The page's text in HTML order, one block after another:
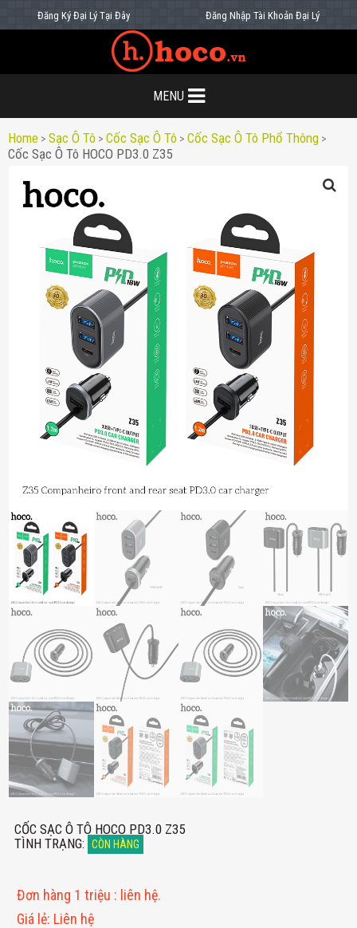
Đăng Ký Đại Lý Tại Đây Đăng Nhập Tài Khoản Đại Lý
MENU
Home > Sạc Ô Tô > Cốc Sạc Ô Tô > Cốc Sạc Ô Tô Phổ Thông >
Cốc Sạc Ô Tô HOCO PD3.0 Z35
CỐC SẠC Ô TÔ HOCO PD3.0 Z35
TÌNH TRẠNG: CÒN HÀNG
Đơn hàng 1 triệu : liên hệ.
Giá lẻ: Liên hệ